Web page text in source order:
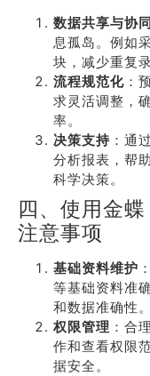
数据共享与协同
息孤岛。例如
块，减少重复
流程规范化 ：
求灵活调整，
率。
决策支持 ：通
分析报表，帮
科学决策。
四、使用金
注意事项
基础资料维护
等基础资料准
和数据准确性。
权限管理 ：合
作和查看权限
据安全。